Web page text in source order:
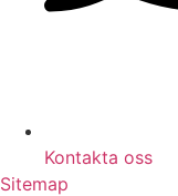
Kontakta oss
Sitemap